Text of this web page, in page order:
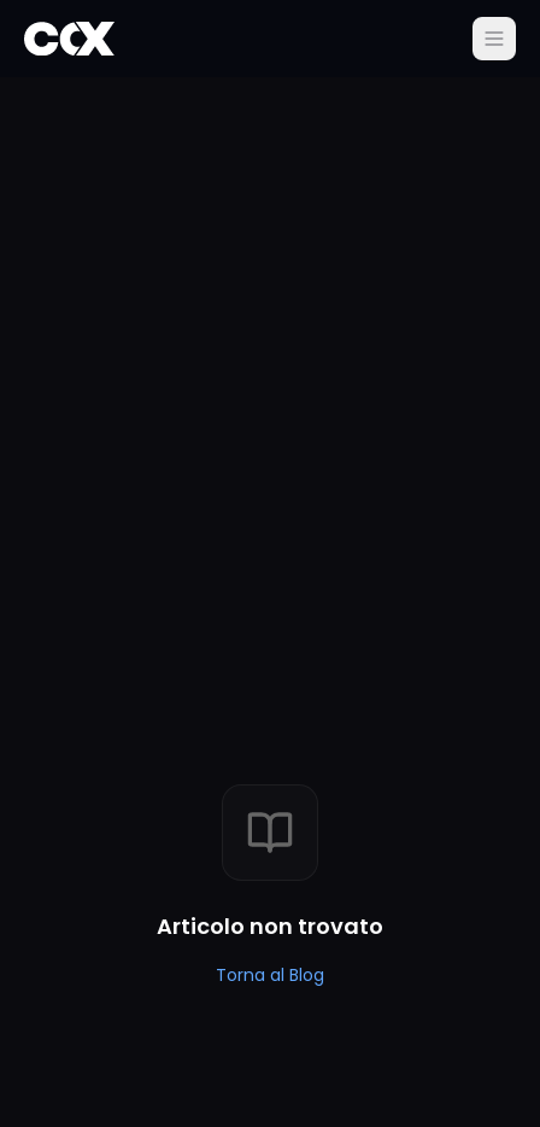
Articolo non trovato
Torna al Blog